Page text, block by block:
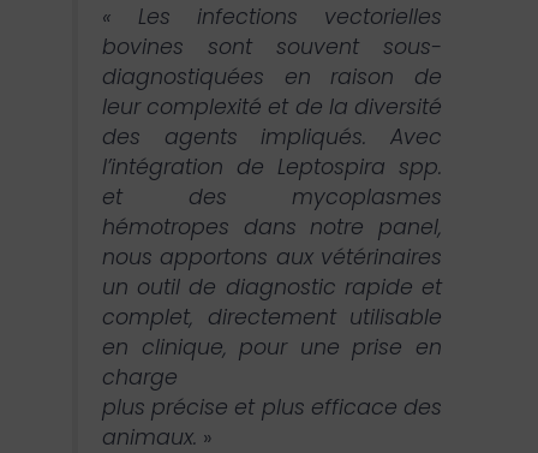
« Les infections vectorielles
bovines sont souvent sous-
diagnostiquées en raison de
leur complexité et de la diversité
des agents impliqués. Avec
l’intégration de Leptospira spp.
et des mycoplasmes
hémotropes dans notre panel,
nous apportons aux vétérinaires
un outil de diagnostic rapide et
complet, directement utilisable
en clinique, pour une prise en
charge
plus précise et plus efficace des
animaux. »